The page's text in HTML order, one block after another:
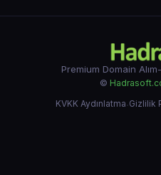
Premium Domain
©
KVKK Aydınlatma·Gizlilik